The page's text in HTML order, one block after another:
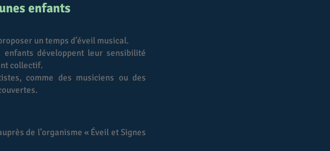
enfants
un temps d’éveil musical.
développent leur sensibilité
collectif.
comme des musiciens ou des
de l’organisme « Éveil et Signes